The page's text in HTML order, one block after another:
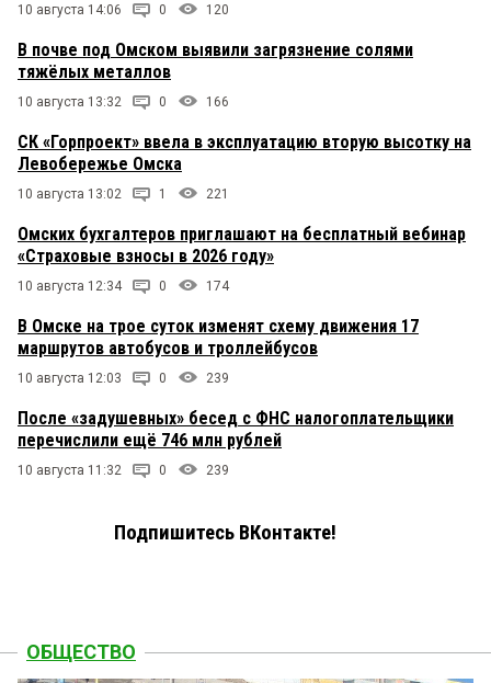
10 августа 14:06 0 120
В почве под Омском выявили загрязнение солями
тяжёлых металлов
10 августа 13:32 0 166
СК «Горпроект» ввела в эксплуатацию вторую высотку на
Левобережье Омска
10 августа 13:02 1 221
Омских бухгалтеров приглашают на бесплатный вебинар
«Страховые взносы в 2026 году»
10 августа 12:34 0 174
В Омске на трое суток изменят схему движения 17
маршрутов автобусов и троллейбусов
10 августа 12:03 0 239
После «задушевных» бесед с ФНС налогоплательщики
перечислили ещё 746 млн рублей
10 августа 11:32 0 239
Подпишитесь ВКонтакте!
ОБЩЕСТВО